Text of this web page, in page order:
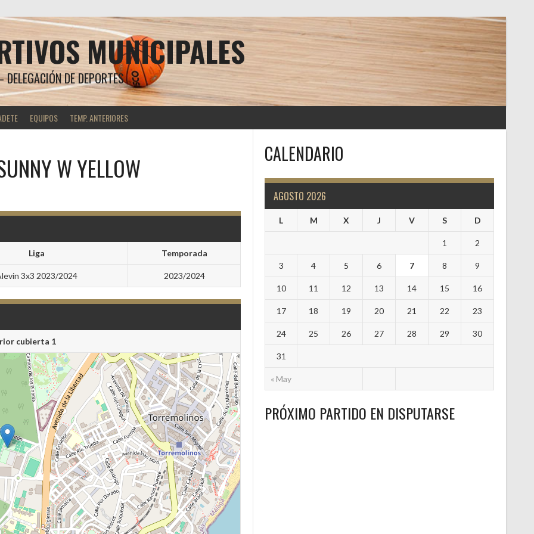
MUNICIPALES
DE DEPORTES
EQUIPOS TEMP. ANTERIORES
W YELLOW
Liga Temporada
3x3 2023/2024 2023/2024
cubierta 1
CALENDARIO
AGOSTO 2026
L M X J V S D
« May
1 2
3 4 5 6 7 8 9
10 11 12 13 14 15 16
17 18 19 20 21 22 23
24 25 26 27 28 29 30
31
PRÓXIMO PARTIDO EN DISPUTARSE